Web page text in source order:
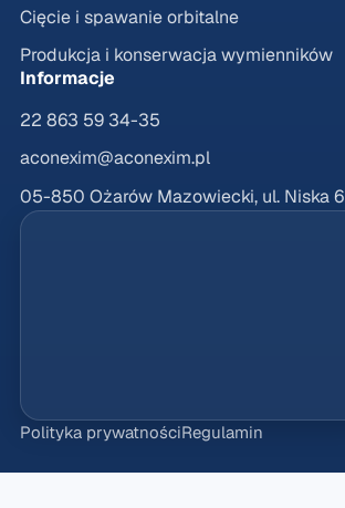
Cięcie i spawanie orbitalne
Produkcja i konserwacja wymienników
Informacje
22 863 59 34-35
aconexim@aconexim.pl
05-850 Ożarów Mazowiecki, ul. Niska 6
Polityka prywatnościRegulamin